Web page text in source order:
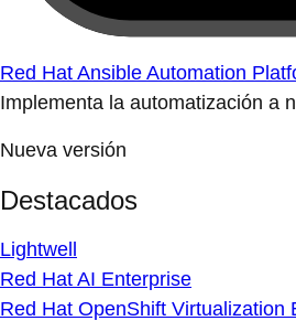
Red Hat Ansible Automation
Implementa la automatización a
Nueva versión
Destacados
Lightwell
Red Hat AI Enterprise
Red Hat OpenShift Virtualization